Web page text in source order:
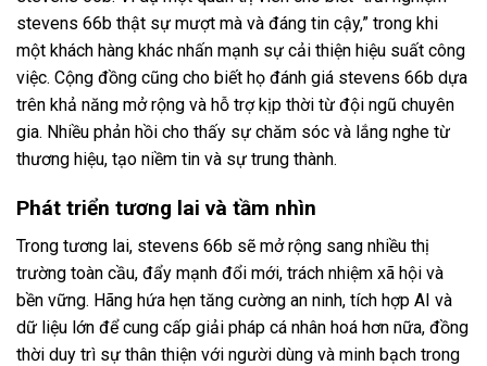
stevens 66b thật sự mượt mà và đáng tin cậy,” trong khi
một khách hàng khác nhấn mạnh sự cải thiện hiệu suất công
việc. Cộng đồng cũng cho biết họ đánh giá stevens 66b dựa
trên khả năng mở rộng và hỗ trợ kịp thời từ đội ngũ chuyên
gia. Nhiều phản hồi cho thấy sự chăm sóc và lắng nghe từ
thương hiệu, tạo niềm tin và sự trung thành.
Phát triển tương lai và tầm nhìn
Trong tương lai, stevens 66b sẽ mở rộng sang nhiều thị
trường toàn cầu, đẩy mạnh đổi mới, trách nhiệm xã hội và
bền vững. Hãng hứa hẹn tăng cường an ninh, tích hợp AI và
dữ liệu lớn để cung cấp giải pháp cá nhân hoá hơn nữa, đồng
thời duy trì sự thân thiện với người dùng và minh bạch trong